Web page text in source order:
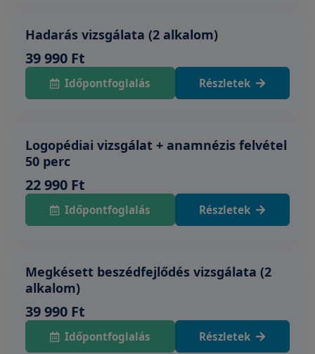
Hadarás vizsgálata (2 alkalom)
39 990 Ft
Időpontfoglalás Részletek
Logopédiai vizsgálat + anamnézis felvétel
50 perc
22 990 Ft
Időpontfoglalás Részletek
Megkésett beszédfejlődés vizsgálata (2
alkalom)
39 990 Ft
Időpontfoglalás Részletek